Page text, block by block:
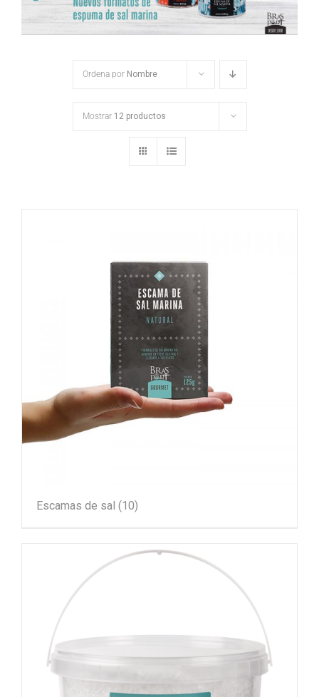
Ordena por Nombre
Mostrar 12 productos
Escamas de sal (10)